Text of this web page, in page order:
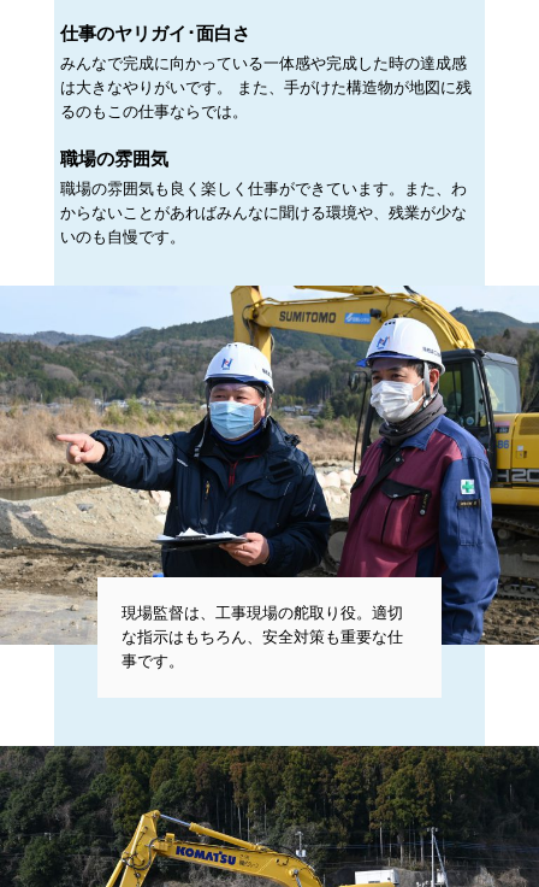
仕事のヤリガイ･面白さ
みんなで完成に向かっている一体感や完成した時の達成感
は大きなやりがいです。 また、手がけた構造物が地図に残
るのもこの仕事ならでは。
職場の雰囲気
職場の雰囲気も良く楽しく仕事ができています。また、わ
からないことがあればみんなに聞ける環境や、残業が少な
いのも自慢です。
現場監督は、工事現場の舵取り役。適切
な指示はもちろん、安全対策も重要な仕
事です。